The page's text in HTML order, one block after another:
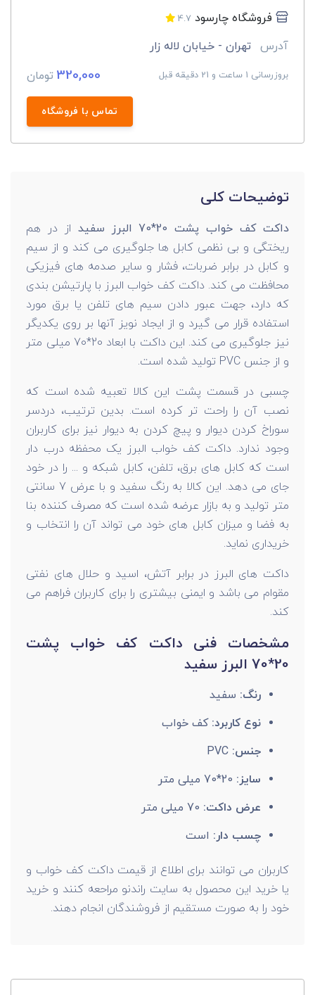
فروشگاه چارسود 4.7
آدرس تهران - خیابان لاله زار
بروزرسانی 1 ساعت و 21 دقیقه قبل 320,000 تومان
تماس با فروشگاه
توضیحات کلی
داکت کف خواب پشت 20*70 البرز سفید
از در هم
ریختگی و بی نظمی کابل ها جلوگیری می کند و از سیم
و کابل در برابر ضربات، فشار و سایر صدمه های فیزیکی
محافظت می کند. داکت کف خواب البرز با پارتیشن بندی
که دارد، جهت عبور دادن سیم های تلفن یا برق مورد
استفاده قرار می گیرد و از ایجاد نویز آنها بر روی یکدیگر
نیز جلوگیری می کند. این داکت با ابعاد 20*70 میلی متر
و از جنس PVC تولید شده است.
چسبی در قسمت پشت این کالا تعبیه شده است که
نصب آن را راحت تر کرده است. بدین ترتیب، دردسر
سوراخ کردن دیوار و پیچ کردن به دیوار نیز برای کاربران
وجود ندارد. داکت کف خواب البرز یک محفظه درب دار
است که کابل های برق، تلفن، کابل شبکه و ... را در خود
جای می دهد. این کالا به رنگ سفید و با عرض 7 سانتی
متر تولید و به بازار عرضه شده است که مصرف کننده بنا
به فضا و میزان کابل های خود می تواند آن را انتخاب و
خریداری نماید.
داکت های البرز در برابر آتش، اسید و حلال های نفتی
مقوام می باشد و ایمنی بیشتری را برای کاربران فراهم می
کند.
مشخصات فنی داکت کف خواب پشت
20*70 البرز سفید
رنگ: سفید
نوع کاربرد:کف خواب
جنس: PVC
سایز: 20*70 میلی متر
عرض داکت: 70 میلی متر
چسب دار: است
کاربران می توانند برای اطلاع از قیمت داکت کف خواب و
یا خرید این محصول به سایت راندنو مراحعه کنند و خرید
خود را به صورت مستقیم از فروشندگان انجام دهند.